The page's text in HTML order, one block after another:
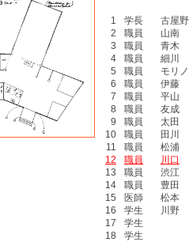
1 学長
古屋野
2
職員
山南
3
職員
青木
4
職員
細川
5
職員
モリ
6
職員
伊藤
7
職員
平山
8
職員
友成
9
職員
太田
10
職員
田川
11
職員
松浦
12
職員
川口
13
職員
渋江
14
職員
豊田
15
医師
松本
16
学生
川野
17
学生
18
学生